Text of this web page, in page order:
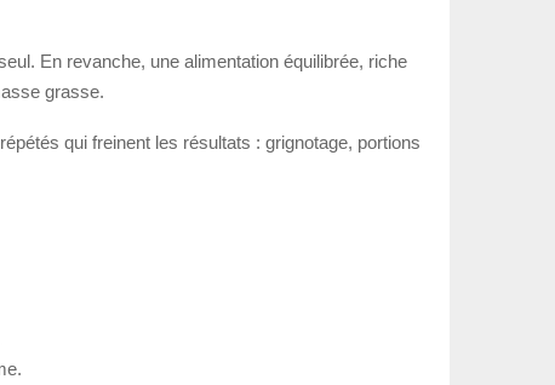
En revanche, une alimentation équilibrée, riche
grasse.
qui freinent les résultats : grignotage, portions